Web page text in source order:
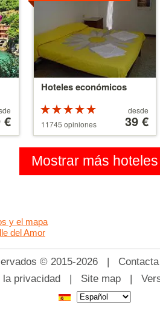
€
Hoteles económicos
Valoracion
de 5 estrellas
sobre 5
11745 opiniones partir
110 €
desde
39 €
Mostrar más hoteles
y el mapa
del Amor
© 2015-2026 |
la privacidad
Site map